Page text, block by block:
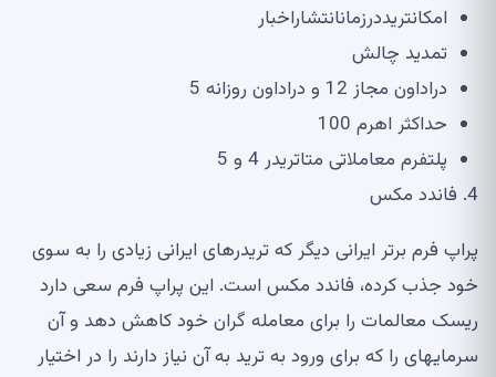
امکانتریددرزمانانتشاراخبار
تمدید چالش
دراداون مجاز
و دراداون روزانه
حداکثر اهرم
پلتفرم معاملاتی متاتریدر
و
4. فاندد مکس
پراپ فرم برتر ایرانی دیگر که تریدرهای ایرانی زیادی را به سوی
خود جذب کرده، فاندد مکس است. این پراپ فرم سعی دارد
ریسک معالمات را برای معامله گران خود کاهش دهد و آن
سرمایهای را که برای ورود به ترید به آن نیاز دارند را در اختیار